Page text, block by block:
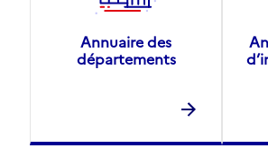
Annuaire des
départements